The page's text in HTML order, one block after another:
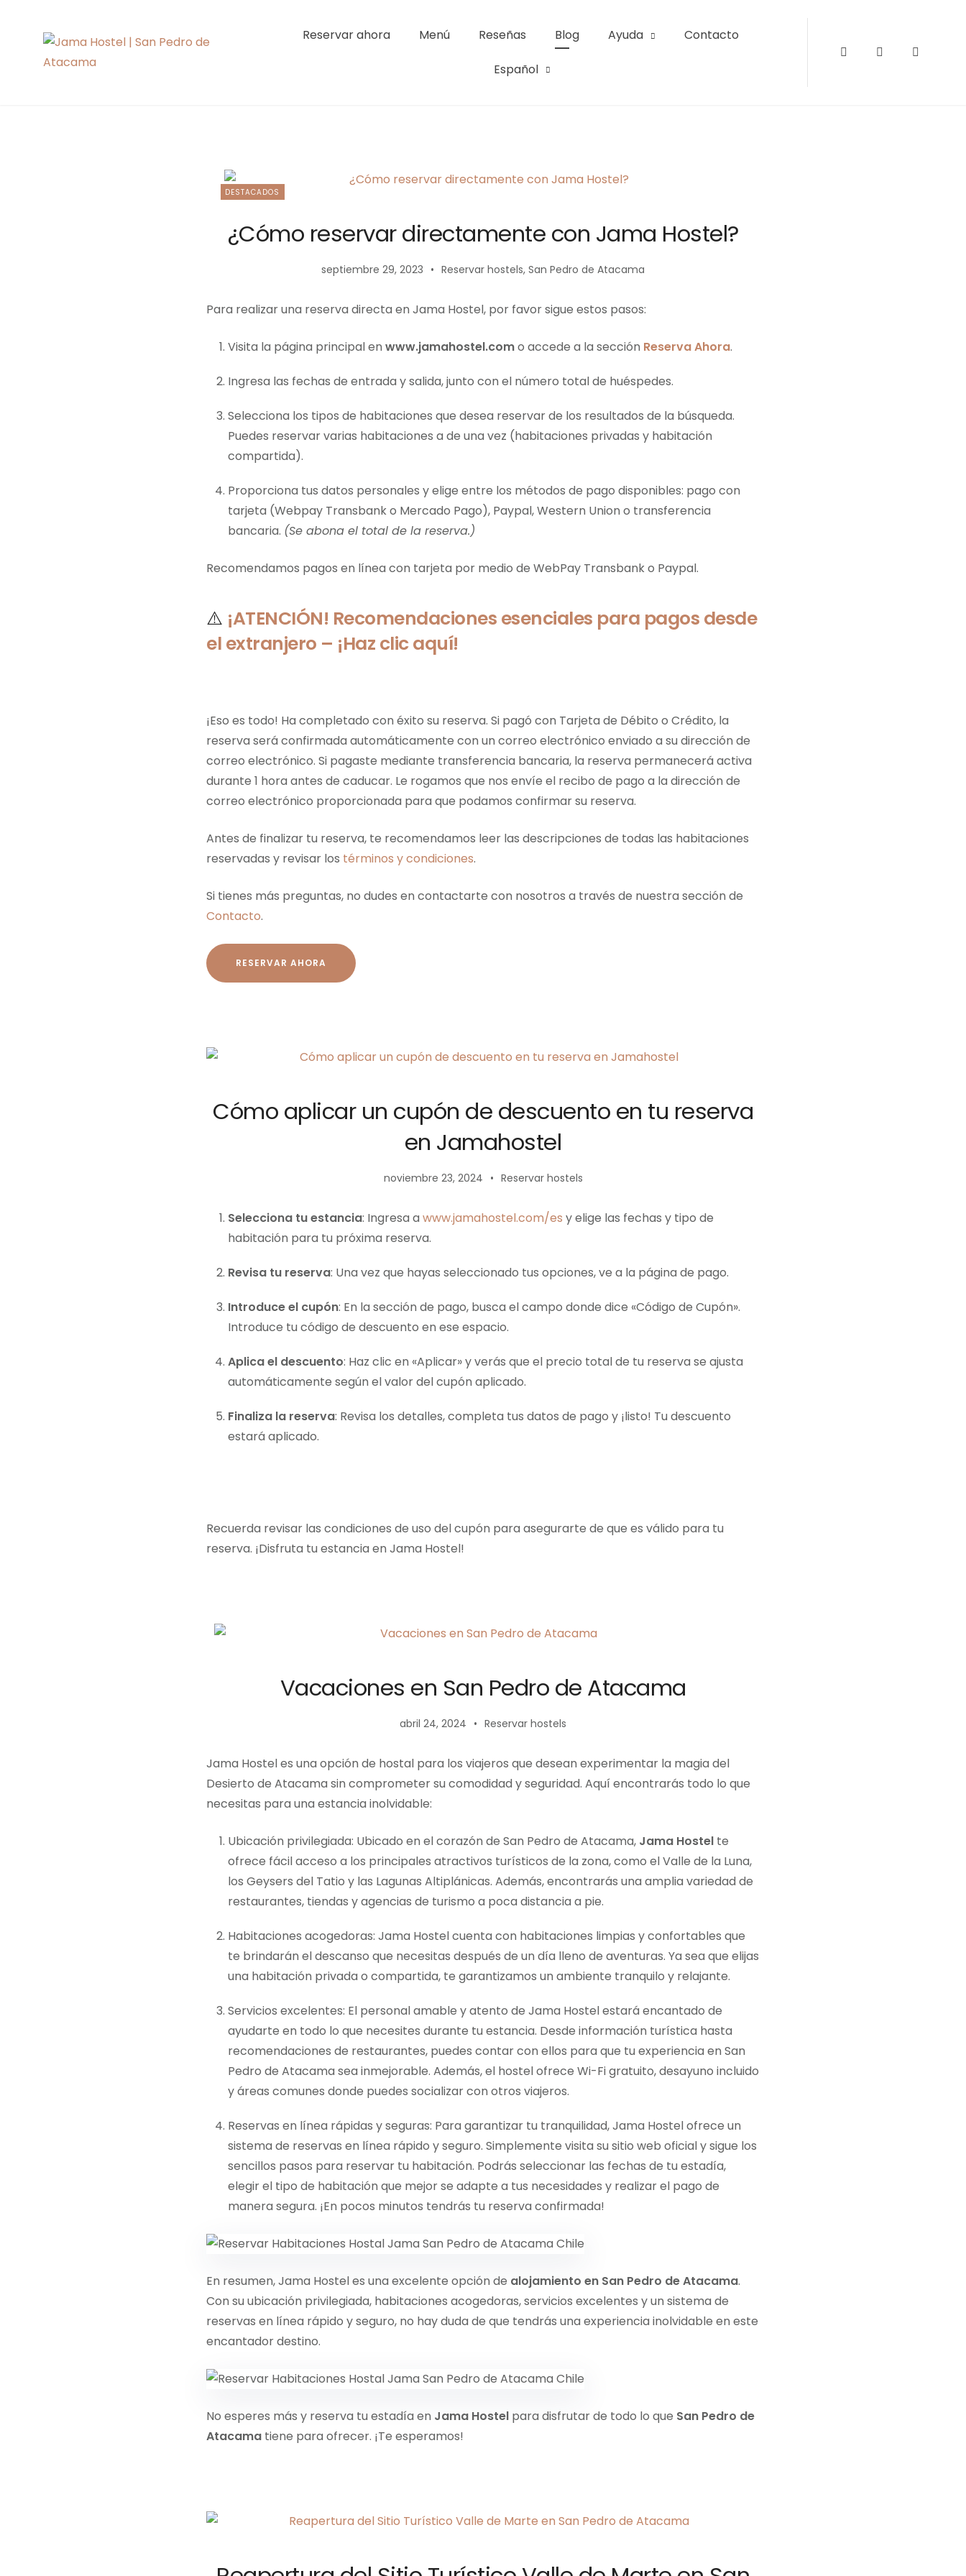
content
Jama Hostel | San Pedro de Atacama
Reservar ahora Menú Reseñas Blog Ayuda Contacto
Español
InstagramFacebook
DESTACADOS
¿Cómo reservar directamente con Jama Hostel?
septiembre 29, 2023 Reservar hostels, San Pedro de Atacama
Para realizar una reserva directa en Jama Hostel, por favor sigue estos pasos:
Visita la página principal en www.jamahostel.como accede a la sección Reserva Ahora.
Ingresa las fechas de entrada y salida, junto con el número total de huéspedes.
Selecciona los tipos de habitaciones que desea reservar de los resultados de la búsqueda.
Puedes reservar varias habitaciones a de una vez (habitaciones privadas y habitación
compartida).
Proporciona tus datos personales y elige entre los métodos de pago disponibles: pago con
tarjeta (Webpay Transbank o Mercado Pago), Paypal, Western Union o transferencia
bancaria. (Se abona el total de la reserva.)
Recomendamos pagos en línea con tarjeta por medio de WebPay Transbank o Paypal.
⚠️ ¡ATENCIÓN! Recomendaciones esenciales para pagos desde
el extranjero – ¡Haz clic aquí!
¡Eso es todo! Ha completado con éxito su reserva. Si pagó con Tarjeta de Débito o Crédito, la
reserva será confirmada automáticamente con un correo electrónico enviado a su dirección de
correo electrónico. Si pagaste mediante transferencia bancaria, la reserva permanecerá activa
durante 1 hora antes de caducar. Le rogamos que nos envíe el recibo de pago a la dirección de
correo electrónico proporcionada para que podamos confirmar su reserva.
Antes de finalizar tu reserva, te recomendamos leer las descripciones de todas las habitaciones
reservadas y revisar los términos y condiciones.
Si tienes más preguntas, no dudes en contactarte con nosotros a través de nuestra sección de
Contacto.
RESERVAR AHORA
Cómo aplicar un cupón de descuento en tu reserva
en Jamahostel
noviembre 23, 2024 Reservar hostels
Selecciona tu estancia: Ingresa a www.jamahostel.com/es y elige las fechas y tipo de
habitación para tu próxima reserva.
Revisa tu reserva: Una vez que hayas seleccionado tus opciones, ve a la página de pago.
Introduce el cupón: En la sección de pago, busca el campo donde dice «Código de Cupón».
Introduce tu código de descuento en ese espacio.
Aplica el descuento: Haz clic en «Aplicar» y verás que el precio total de tu reserva se ajusta
automáticamente según el valor del cupón aplicado.
Finaliza la reserva: Revisa los detalles, completa tus datos de pago y ¡listo! Tu descuento
estará aplicado.
Recuerda revisar las condiciones de uso del cupón para asegurarte de que es válido para tu
reserva. ¡Disfruta tu estancia en Jama Hostel!
Vacaciones en San Pedro de Atacama
abril 24, 2024 Reservar hostels
Jama Hostel es una opción de hostal para los viajeros que desean experimentar la magia del
Desierto de Atacama sin comprometer su comodidad y seguridad. Aquí encontrarás todo lo que
necesitas para una estancia inolvidable:
Ubicación privilegiada: Ubicado en el corazón de San Pedro de Atacama, Jama Hostel te
ofrece fácil acceso a los principales atractivos turísticos de la zona, como el Valle de la Luna,
los Geysers del Tatio y las Lagunas Altiplánicas. Además, encontrarás una amplia variedad de
restaurantes, tiendas y agencias de turismo a poca distancia a pie.
Habitaciones acogedoras: Jama Hostel cuenta con habitaciones limpias y confortables que
te brindarán el descanso que necesitas después de un día lleno de aventuras. Ya sea que elijas
una habitación privada o compartida, te garantizamos un ambiente tranquilo y relajante.
Servicios excelentes: El personal amable y atento de Jama Hostel estará encantado de
ayudarte en todo lo que necesites durante tu estancia. Desde información turística hasta
recomendaciones de restaurantes, puedes contar con ellos para que tu experiencia en San
Pedro de Atacama sea inmejorable. Además, el hostel ofrece Wi-Fi gratuito, desayuno incluido
y áreas comunes donde puedes socializar con otros viajeros.
Reservas en línea rápidas y seguras: Para garantizar tu tranquilidad, Jama Hostel ofrece un
sistema de reservas en línea rápido y seguro. Simplemente visita su sitio web oficial y sigue los
sencillos pasos para reservar tu habitación. Podrás seleccionar las fechas de tu estadía,
elegir el tipo de habitación que mejor se adapte a tus necesidades y realizar el pago de
manera segura. ¡En pocos minutos tendrás tu reserva confirmada!
En resumen, Jama Hostel es una excelente opción de alojamiento en San Pedro de Atacama.
Con su ubicación privilegiada, habitaciones acogedoras, servicios excelentes y un sistema de
reservas en línea rápido y seguro, no hay duda de que tendrás una experiencia inolvidable en este
encantador destino.
No esperes más y reserva tu estadía en Jama Hostel para disfrutar de todo lo que San Pedro de
Atacama tiene para ofrecer. ¡Te esperamos!